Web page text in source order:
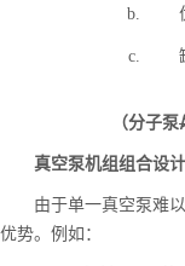
（分子泵
真空泵机组组合设计
由于单一真空泵难
优势。例如：